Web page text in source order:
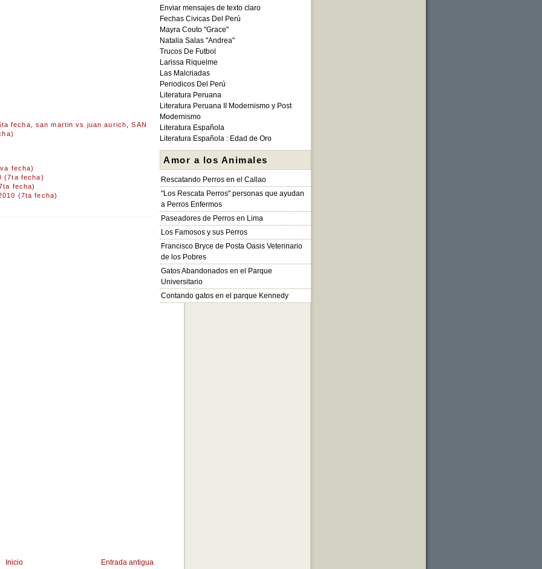
fecha, san martin vs juan aurich,SAN
fecha)
(7ta fecha)
fecha)
(7ta fecha)
Entrada antigua
Inicio
Enviar mensajes de texto claro
Fechas Civicas Del Perú
Mayra Couto "Grace"
Natalia Salas "Andrea"
Trucos De Futbol
Larissa Riquelme
Las Malcriadas
Periodicos Del Perú
Literatura Peruana
Literatura Peruana II Modernismo y Post
Modernismo
Literatura Española
Literatura Española : Edad de Oro
Amor a los Animales
Rescatando Perros en el Callao
"Los Rescata Perros" personas que ayudan
a Perros Enfermos
Paseadores de Perros en Lima
Los Famosos y sus Perros
Francisco Bryce de Posta Oasis Veterinario
de los Pobres
Gatos Abandonados en el Parque
Universitario
Contando gatos en el parque Kennedy